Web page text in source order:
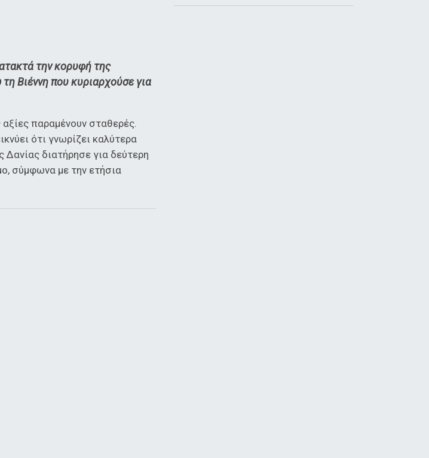
την κορυφή της
Βιέννη που κυριαρχούσε για
παραμένουν σταθερές.
ότι γνωρίζει καλύτερα
διατήρησε για δεύτερη
σύμφωνα με την ετήσια